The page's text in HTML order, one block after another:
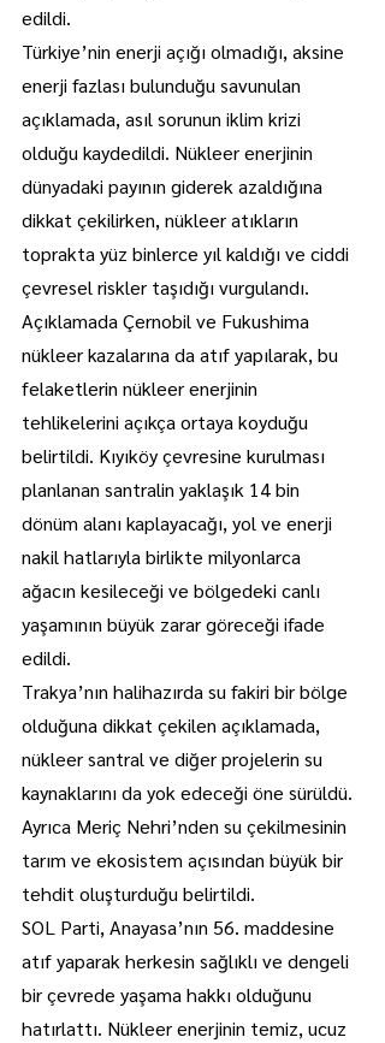
edildi.
Türkiye’nin enerji açığı olmadığı, aksine
enerji fazlası bulunduğu savunulan
açıklamada, asıl sorunun iklim krizi
olduğu kaydedildi. Nükleer enerjinin
dünyadaki payının giderek azaldığına
dikkat çekilirken, nükleer atıkların
toprakta yüz binlerce yıl kaldığı ve ciddi
çevresel riskler taşıdığı vurgulandı.
Açıklamada Çernobil ve Fukushima
nükleer kazalarına da atıf yapılarak, bu
felaketlerin nükleer enerjinin
tehlikelerini açıkça ortaya koyduğu
belirtildi. Kıyıköy çevresine kurulması
planlanan santralin yaklaşık 14 bin
dönüm alanı kaplayacağı, yol ve enerji
nakil hatlarıyla birlikte milyonlarca
ağacın kesileceği ve bölgedeki canlı
yaşamının büyük zarar göreceği ifade
edildi.
Trakya’nın halihazırda su fakiri bir bölge
olduğuna dikkat çekilen açıklamada,
nükleer santral ve diğer projelerin su
kaynaklarını da yok edeceği öne sürüldü.
Ayrıca Meriç Nehri’nden su çekilmesinin
tarım ve ekosistem açısından büyük bir
tehdit oluşturduğu belirtildi.
SOL Parti, Anayasa’nın 56. maddesine
atıf yaparak herkesin sağlıklı ve dengeli
bir çevrede yaşama hakkı olduğunu
hatırlattı. Nükleer enerjinin temiz, ucuz